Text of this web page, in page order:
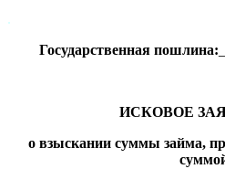
.
Государственная пошлина:
ИСКОВОЕ
о взыскании суммы займа,